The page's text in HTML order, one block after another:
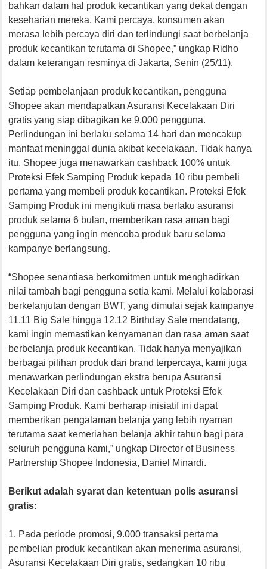
bahkan dalam hal produk kecantikan yang dekat dengan
keseharian mereka. Kami percaya, konsumen akan
merasa lebih percaya diri dan terlindungi saat berbelanja
produk kecantikan terutama di Shopee,” ungkap Ridho
dalam keterangan resminya di Jakarta, Senin (25/11).
Setiap pembelanjaan produk kecantikan, pengguna
Shopee akan mendapatkan Asuransi Kecelakaan Diri
gratis yang siap dibagikan ke 9.000 pengguna.
Perlindungan ini berlaku selama 14 hari dan mencakup
manfaat meninggal dunia akibat kecelakaan. Tidak hanya
itu, Shopee juga menawarkan cashback 100% untuk
Proteksi Efek Samping Produk kepada 10 ribu pembeli
pertama yang membeli produk kecantikan. Proteksi Efek
Samping Produk ini mengikuti masa berlaku asuransi
produk selama 6 bulan, memberikan rasa aman bagi
pengguna yang ingin mencoba produk baru selama
kampanye berlangsung.
“Shopee senantiasa berkomitmen untuk menghadirkan
nilai tambah bagi pengguna setia kami. Melalui kolaborasi
berkelanjutan dengan BWT, yang dimulai sejak kampanye
11.11 Big Sale hingga 12.12 Birthday Sale mendatang,
kami ingin memastikan kenyamanan dan rasa aman saat
berbelanja produk kecantikan. Tidak hanya menyajikan
berbagai pilihan produk dari brand terpercaya, kami juga
menawarkan perlindungan ekstra berupa Asuransi
Kecelakaan Diri dan cashback untuk Proteksi Efek
Samping Produk. Kami berharap inisiatif ini dapat
memberikan pengalaman belanja yang lebih nyaman
terutama saat kemeriahan belanja akhir tahun bagi para
seluruh pengguna kami,” ungkap Director of Business
Partnership Shopee Indonesia, Daniel Minardi.
Berikut adalah syarat dan ketentuan polis asuransi
gratis:
1. Pada periode promosi, 9.000 transaksi pertama
pembelian produk kecantikan akan menerima asuransi,
Asuransi Kecelakaan Diri gratis, sedangkan 10 ribu